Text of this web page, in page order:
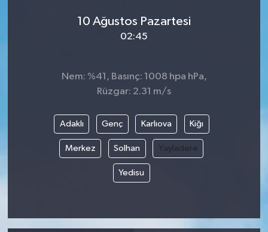
10 Ağustos Pazartesi
02:45
Nem: %41, Basınç: 1008 hpa hPa,
Rüzgar: 2.31 m/s
Adaklı Genç Karlıova Kiğı
Merkez Solhan Yayladere
Yedisu